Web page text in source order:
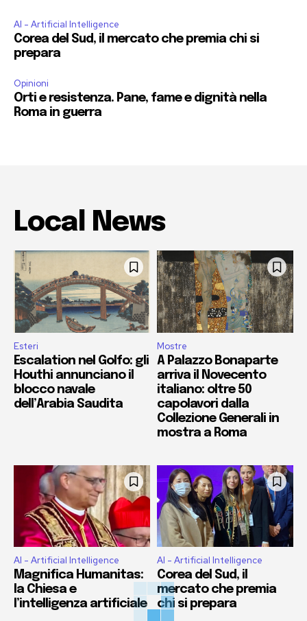
AI - Artificial Intelligence
Corea del Sud, il mercato che premia chi si
prepara
Opinioni
Orti e resistenza. Pane, fame e dignità nella
Roma in guerra
Local News
Esteri
Escalation nel Golfo: gli
Houthi annunciano il
blocco navale
dell’Arabia Saudita
Mostre
A Palazzo Bonaparte
arriva il Novecento
italiano: oltre 50
capolavori dalla
Collezione Generali in
mostra a Roma
AI - Artificial Intelligence
Magnifica Humanitas:
la Chiesa e
l’intelligenza artificiale
AI - Artificial Intelligence
Corea del Sud, il
mercato che premia
chi si prepara